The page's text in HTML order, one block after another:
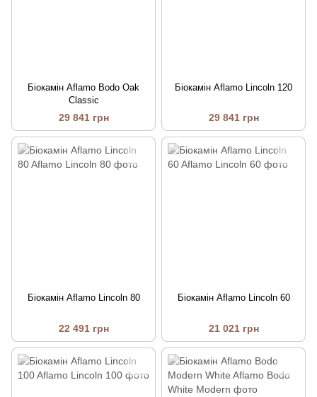
Біокамін Aflamo Bodo Oak
Classic
29 841 грн
Біокамін Aflamo Lincoln 120
29 841 грн
Біокамін Aflamo Lincoln 80
22 491 грн
Біокамін Aflamo Lincoln 60
21 021 грн